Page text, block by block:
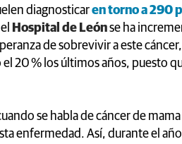
diagnosticaren torno a 290
Hospital de Leónse ha
de sobrevivir a este
20 % los últimos años, puesto
se habla de cáncer de
enfermedad. Así, durante el